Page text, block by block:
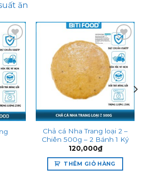
ăn
Add to
wishlist
Add to
wishlist
Chả cá Nha Trang loại 2 –
Chiên 500g – 2 Bánh 1 Ký
120,000₫
THÊM GIỎ HÀNG